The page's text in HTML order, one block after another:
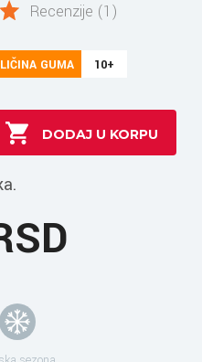
Recenzije (1)
GUMA 10+